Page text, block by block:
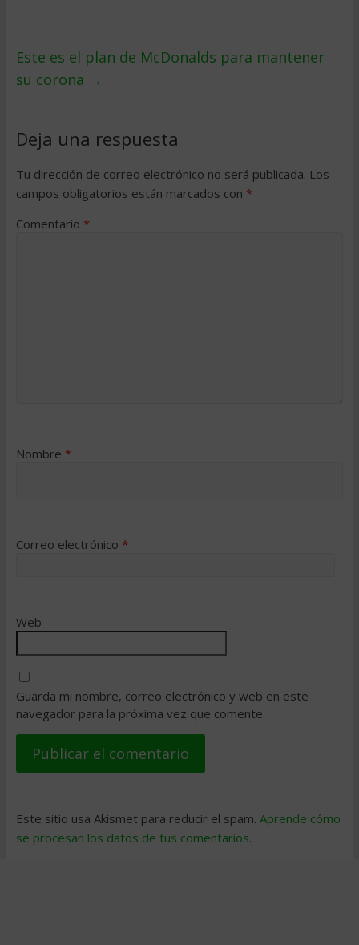
Este es el plan de McDonalds para mantener
su corona →
Deja una respuesta
Tu dirección de correo electrónico no será publicada. Los
campos obligatorios están marcados con *
Comentario *
Nombre *
Correo electrónico *
Web
Guarda mi nombre, correo electrónico y web en este
navegador para la próxima vez que comente.
Este sitio usa Akismet para reducir el spam. Aprende cómo
se procesan los datos de tus comentarios.